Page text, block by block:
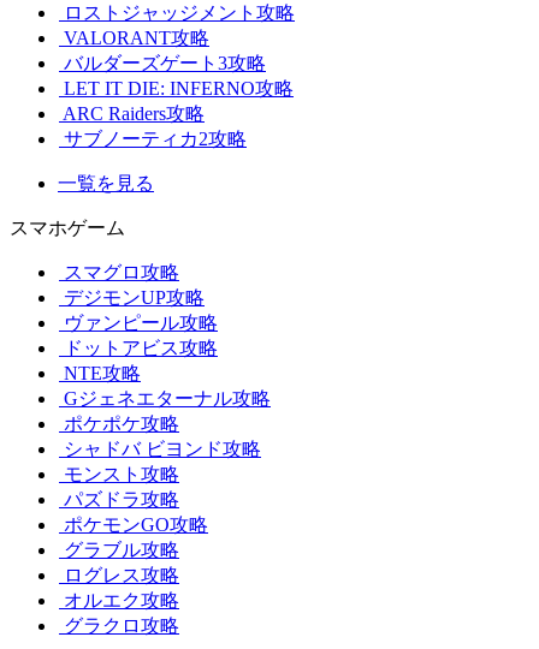
ロストジャッジメント攻略
VALORANT攻略
バルダーズゲート3攻略
LET IT DIE: INFERNO攻略
ARC Raiders攻略
サブノーティカ2攻略
一覧を見る
スマホゲーム
スマグロ攻略
デジモンUP攻略
ヴァンピール攻略
ドットアビス攻略
NTE攻略
Gジェネエターナル攻略
ポケポケ攻略
シャドバ ビヨンド攻略
モンスト攻略
パズドラ攻略
ポケモンGO攻略
グラブル攻略
ログレス攻略
オルエク攻略
グラクロ攻略